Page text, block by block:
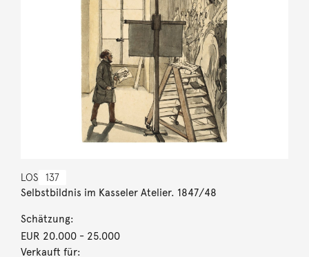
LOS 137
Selbstbildnis im Kasseler Atelier. 1847/48
Schätzung:
EUR 20.000- 25.000
Verkauft für: